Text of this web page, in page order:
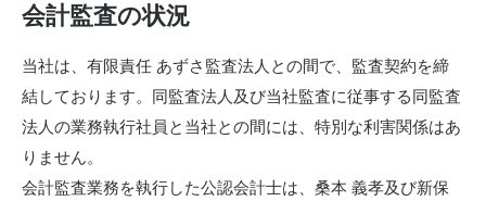
会計監査の状況
当社は、有限責任 あずさ監査法人との間で、監査契約を締
結しております。同監査法人及び当社監査に従事する同監査
法人の業務執行社員と当社との間には、特別な利害関係はあ
りません。
会計監査業務を執行した公認会計士は、桑本 義孝及び新保